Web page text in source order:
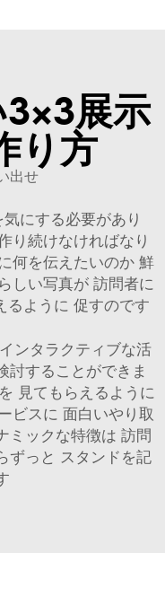
展示
り方
出せ
にする必要があり
り続けなければなり
何を伝えたいのか 鮮
しい写真が 訪問者に
るように 促すのです
ンタラクティブな活
討することができま
見てもらえるように
ビスに 面白いやり取
ミックな特徴は 訪問
ずっと スタンドを記